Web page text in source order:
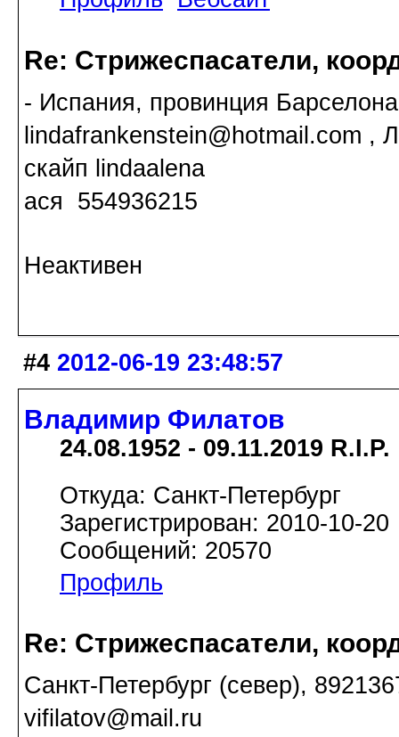
Re: Стрижеспасатели,
- Испания, провинция
lindafrankenstein@hotmail.com ,
скайп lindaalena
ася 554936215
Неактивен
#4 2012-06-19 23:48:57
Владимир Филатов
24.08.1952 - 09.11.2019 R.I.P.
Откуда: Санкт-Петербург
Зарегистрирован: 2010-10-20
Сообщений: 20570
Профиль
Re: Стрижеспасатели,
Санкт-Петербург (север),
vifilatov@mail.ru